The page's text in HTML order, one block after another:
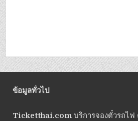
ข้อมูลทั่วไป
Ticketthai.comบริการจองตั๋วรถไฟ